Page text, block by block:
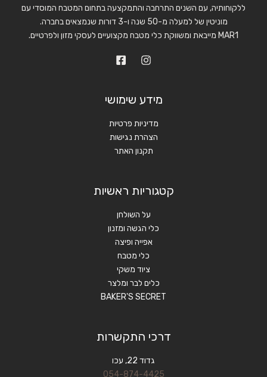
ללקוחותיה, עם השנים התרחבה והתמקצעה בתחום המטבח המוסדי עם
מוניטין של למעלה מ-50 שנה ו-3 דורות שנמצאים בחברה.
MAR1 מייבאת ומשווקת כלי מטבח מקצועיים לעסקי מזון ולפרטיים.
מידע שימושי
מדיניות פרטיות
הצהרת נגישות
תקנון האתר
קטגוריות ראשיות
על השולחן
כלי הגשה ומזנון
אפייה ופיצה
כלי מטבח
ציוד משקי
כלים לבר ומלצר
BAKER'S SECRET
דרכי התקשרות
גדוד 22, עכו
054-874-4425